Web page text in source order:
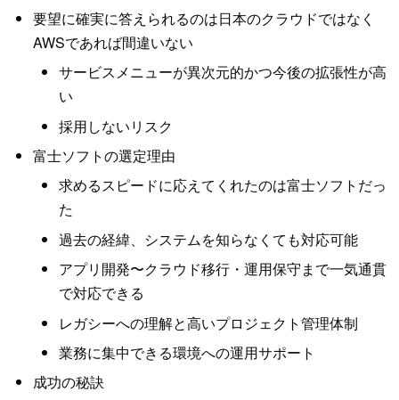
要望に確実に答えられるのは日本のクラウドではなく
AWSであれば間違いない
サービスメニューが異次元的かつ今後の拡張性が高
い
採用しないリスク
富士ソフトの選定理由
求めるスピードに応えてくれたのは富士ソフトだっ
た
過去の経緯、システムを知らなくても対応可能
アプリ開発〜クラウド移行・運用保守まで一気通貫
で対応できる
レガシーへの理解と高いプロジェクト管理体制
業務に集中できる環境への運用サポート
成功の秘訣